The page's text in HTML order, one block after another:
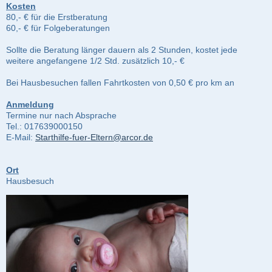
Kosten
80,- € für die Erstberatung
60,- € für Folgeberatungen
Sollte die Beratung länger dauern als 2 Stunden, kostet jede
weitere angefangene 1/2 Std. zusätzlich 10,- €
Bei Hausbesuchen fallen Fahrtkosten von 0,50 € pro km an
Anmeldung
Termine nur nach Absprache
Tel.: 017639000150
E-Mail: Starthilfe-fuer-Eltern@arcor.de
Ort
Hausbesuch